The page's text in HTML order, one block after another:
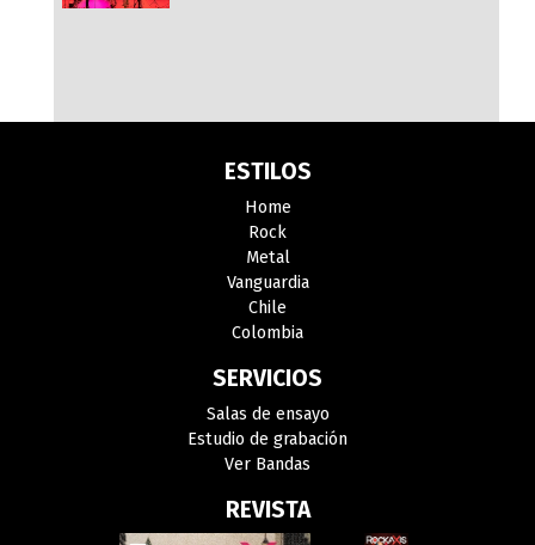
ESTILOS
Home
Rock
Metal
Vanguardia
Chile
Colombia
SERVICIOS
Salas de ensayo
Estudio de grabación
Ver Bandas
REVISTA